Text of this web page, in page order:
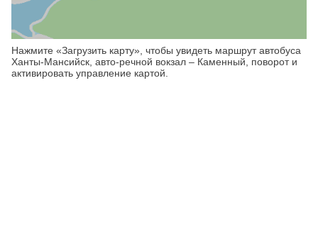
Нажмите «Загрузить карту», чтобы увидеть маршрут автобуса
Ханты-Мансийск, авто-речной вокзал – Каменный, поворот и
активировать управление картой.